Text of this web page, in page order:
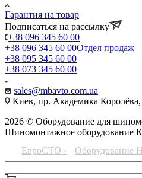
Гарантия на товар
Подписаться на рассылку
+38 096 345 60 00
+38 096 345 60 00Отдел продаж
+38 095 345 60 00
+38 073 345 60 00
sales@mbavto.com.ua
Киев, пр. Академика Королёва,
2026 © Оборудование для
Шиномонтажное оборудование
ЕвроСТО ›
Оборудование